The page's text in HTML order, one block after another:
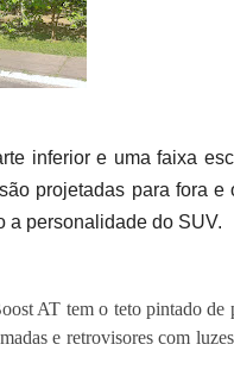
inferior e uma faixa
projetadas para fora e
a personalidade do SUV.
AT tem o teto pintado de
e retrovisores com